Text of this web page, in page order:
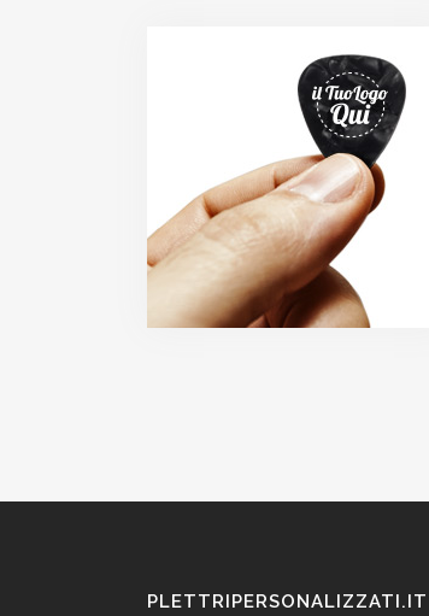
PLETTRIPERSONALIZZATI.IT